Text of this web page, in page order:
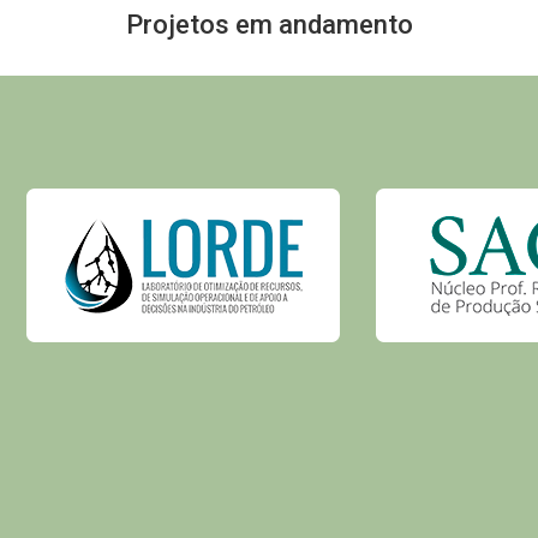
Projetos em andamento